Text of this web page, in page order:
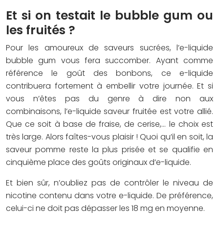
Et si on testait le bubble gum ou
les fruités ?
Pour les amoureux de saveurs sucrées, l’e-liquide
bubble gum vous fera succomber. Ayant comme
référence le goût des bonbons, ce e-liquide
contribuera fortement à embellir votre journée. Et si
vous n’êtes pas du genre à dire non aux
combinaisons, l’e-liquide saveur fruitée est votre allié.
Que ce soit à base de fraise, de cerise,… le choix est
très large. Alors faîtes-vous plaisir ! Quoi qu’il en soit, la
saveur pomme reste la plus prisée et se qualifie en
cinquième place des goûts originaux d’e-liquide.
Et bien sûr, n’oubliez pas de contrôler le niveau de
nicotine contenu dans votre e-liquide. De préférence,
celui-ci ne doit pas dépasser les 18 mg en moyenne.